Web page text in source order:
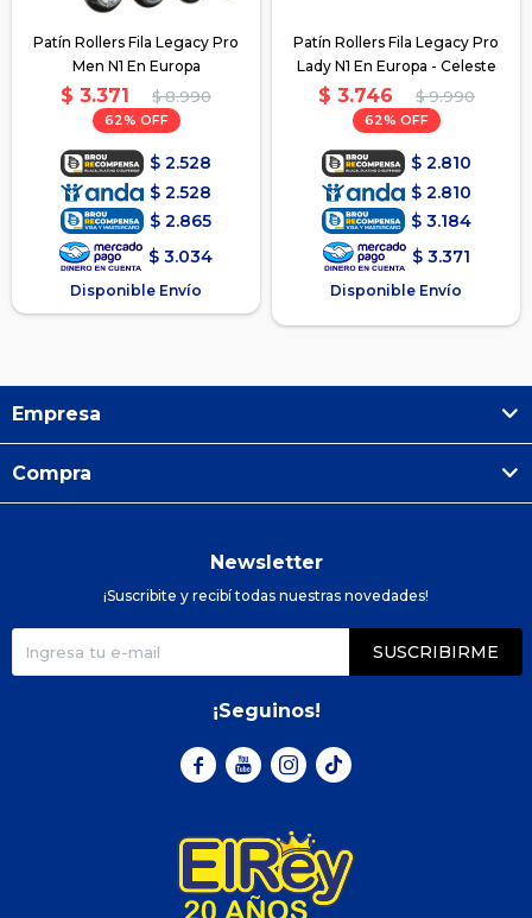
Patín Rollers Fila Legacy Pro
Men N1 En Europa
$ 3.371 $ 8.990
62
$ 2.528
$ 2.528
$ 2.865
$ 3.034
Disponible Envío
Patín Rollers Fila Legacy Pro
Lady N1 En Europa - Celeste
$ 3.746 $ 9.990
62
$ 2.810
$ 2.810
$ 3.184
$ 3.371
Disponible Envío
Empresa
Compra
Newsletter
¡Suscribite y recibí todas nuestras novedades!
SUSCRIBIRME
¡Seguinos!
  